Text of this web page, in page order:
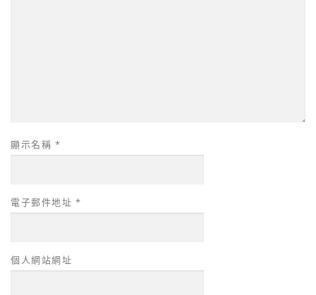
顯示名稱 *
電子郵件地址 *
個人網站網址